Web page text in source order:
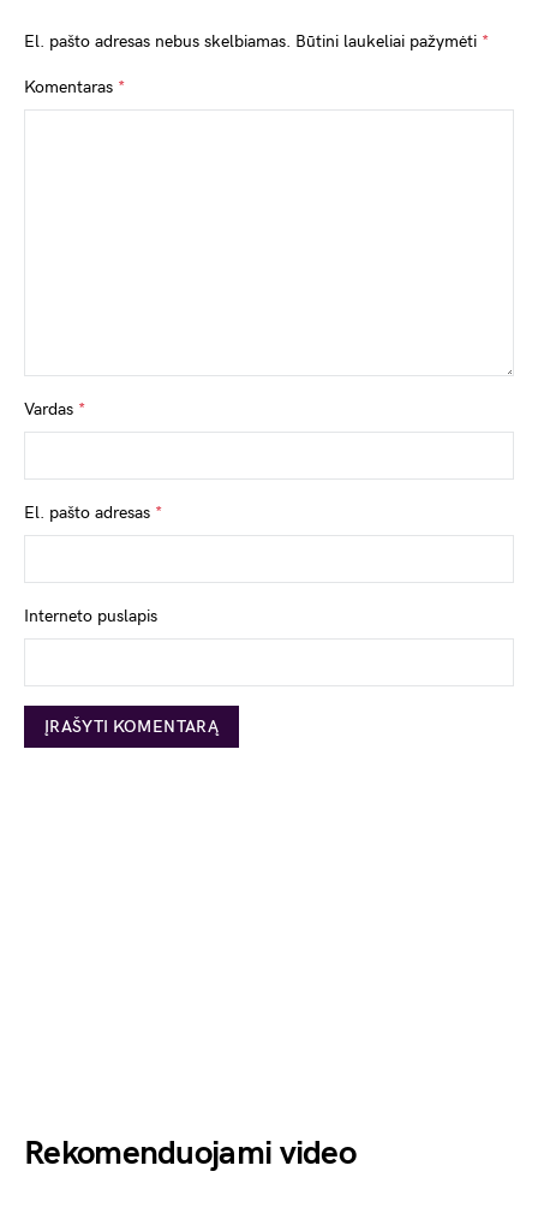
El. pašto adresas nebus skelbiamas. Būtini laukeliai pažymėti *
Komentaras *
Vardas *
El. pašto adresas *
Interneto puslapis
Rekomenduojami video